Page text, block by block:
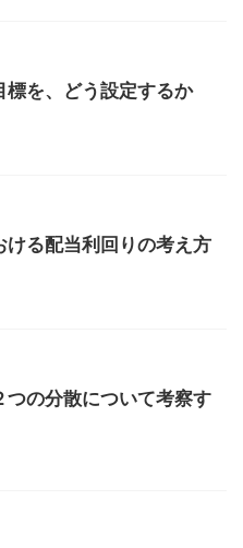
標を、どう設定するか
ける配当利回りの考え方
つの分散について考察す